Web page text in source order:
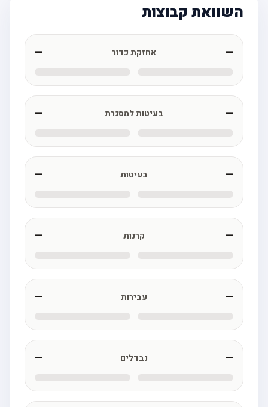
השוואת קבוצות
אחזקת כדור
בעיטות למסגרת
בעיטות
קרנות
עבירות
נבדלים